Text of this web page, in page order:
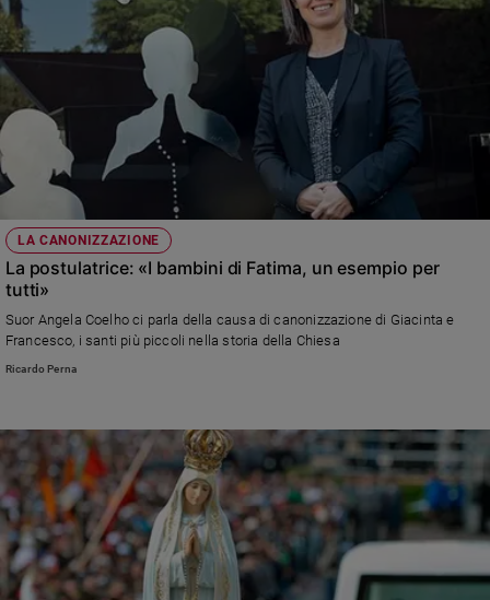
LA CANONIZZAZIONE
La postulatrice: «I bambini di Fatima, un esempio per
tutti»
Suor Angela Coelho ci parla della causa di canonizzazione di Giacinta e
Francesco, i santi più piccoli nella storia della Chiesa
Ricardo Perna